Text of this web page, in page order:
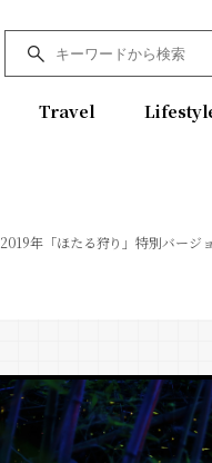
Travel
2019年「ほたる狩り」特別バー